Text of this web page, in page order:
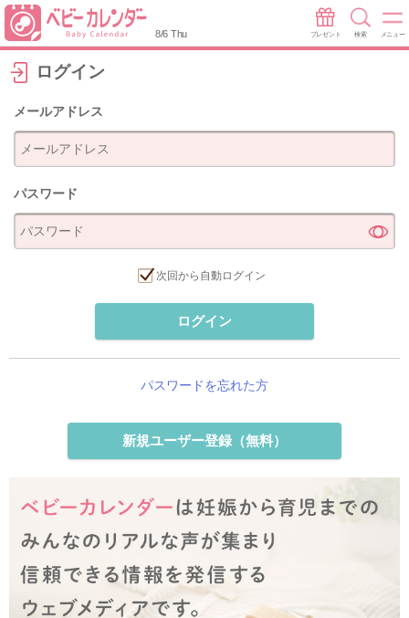
8/6 Thu プレゼント 検索 メニュー
ログイン
メールアドレス
パスワード
次回から自動ログイン
ログイン
パスワードを忘れた方
新規ユーザー登録（無料）